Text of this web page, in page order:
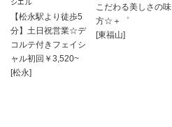
【松永駅より徒歩5
分】土日祝営業☆デ
コルテ付きフェイシ
ャル初回￥3,520~
[松永]
こだわる美しさの味
方☆＋゜
[東福山]